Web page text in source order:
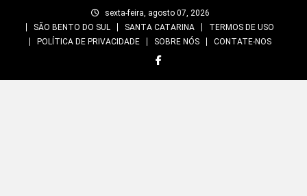
sexta-feira, agosto 07, 2026
SÃO BENTO DO SUL
SANTA CATARINA
TERMOS DE USO
POLÍTICA DE PRIVACIDADE
SOBRE NÓS CONTATE-NOS